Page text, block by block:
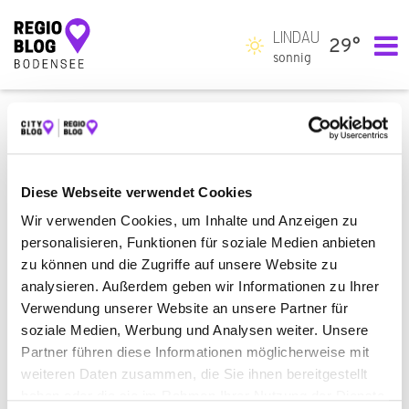
Diese Webseite verwendet Cookies
Wir verwenden Cookies, um Inhalte und Anzeigen zu
personalisieren, Funktionen für soziale Medien anbieten
zu können und die Zugriffe auf unsere Website zu
analysieren. Außerdem geben wir Informationen zu Ihrer
Verwendung unserer Website an unsere Partner für
soziale Medien, Werbung und Analysen weiter. Unsere
Partner führen diese Informationen möglicherweise mit
weiteren Daten zusammen, die Sie ihnen bereitgestellt
Hauptnavigation
LINDAU
sonnig
29°
ALLE EINKAUFEN & SHOPPEN
STOFFGESCHÄFT
BEAUTY & WELLNESS
DAMEN- UND HERRENFRISEUR
BAUEN & WOHNEN
ZIMMERMANN
RECHT & GELD
RECHTSANWALT
SERVICE & DIENSTLEISTUNGEN
BESTATTUNGSINSTITUT
MÖBELHERSTELLER
RECHTSANWALT FÜR FAMILIENRECHT
ES WURDE NICHTS GEFUNDEN.